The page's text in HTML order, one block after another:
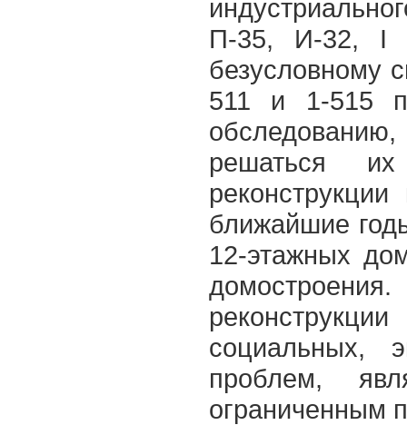
П-35, И-32, I
безусловному
511 и 1-515
решаться
ближайшие
12-этажных
социальных,
проблем,
ограниченным